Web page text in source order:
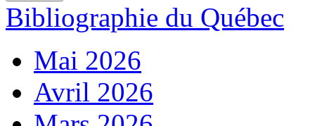
Bibliographie du Québec
Mai 2026
Avril 2026